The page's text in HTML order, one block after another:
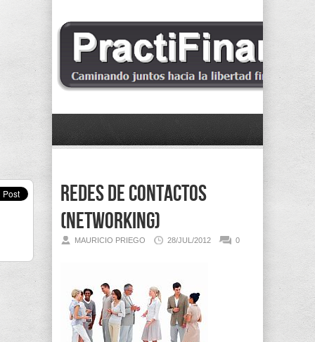
Redes de contactos
(Networking)
MAURICIO PRIEGO 28/JUL/2012 0